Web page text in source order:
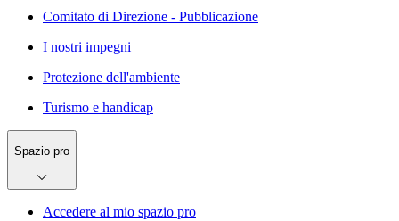
Comitato di Direzione - Pubblicazione
I nostri impegni
Protezione dell'ambiente
Turismo e handicap
Spazio pro
Accedere al mio spazio pro